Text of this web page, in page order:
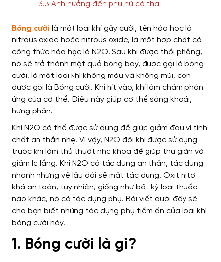
3.3 Ảnh hưởng đến phụ nữ có thai
Bóng cười là một loại khí gây cười, tên hóa học là
nitrous oxide hoặc nitrous oxide, là một hợp chất có
công thức hóa học là N2O. Sau khi được thổi phồng,
nó sẽ trở thành một quả bóng bay, được gọi là bóng
cười, là một loại khí không màu và không mùi, còn
được gọi là Bóng cười. Khi hít vào, khí làm chậm phản
ứng của cơ thể. Điều này giúp cơ thể sảng khoái,
hưng phấn.
Khí N2O có thể được sử dụng để giúp giảm đau vì tính
chất an thần nhẹ. Vì vậy, N2O đôi khi được sử dụng
trước khi làm thủ thuật nha khoa để giúp thư giãn và
giảm lo lắng. Khí N2O có tác dụng an thần, tác dụng
nhanh nhưng về lâu dài sẽ mất tác dụng. Oxit nitơ
khá an toàn, tuy nhiên, giống như bất kỳ loại thuốc
nào khác, nó có tác dụng phụ. Bài viết dưới đây sẽ
cho bạn biết những tác dụng phụ tiềm ẩn của loại khí
bóng cười này.
1. Bóng cười là gì?